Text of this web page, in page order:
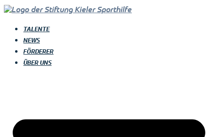
Inhalt
springen
TALENTE
NEWS
FÖRDERER
ÜBER UNS